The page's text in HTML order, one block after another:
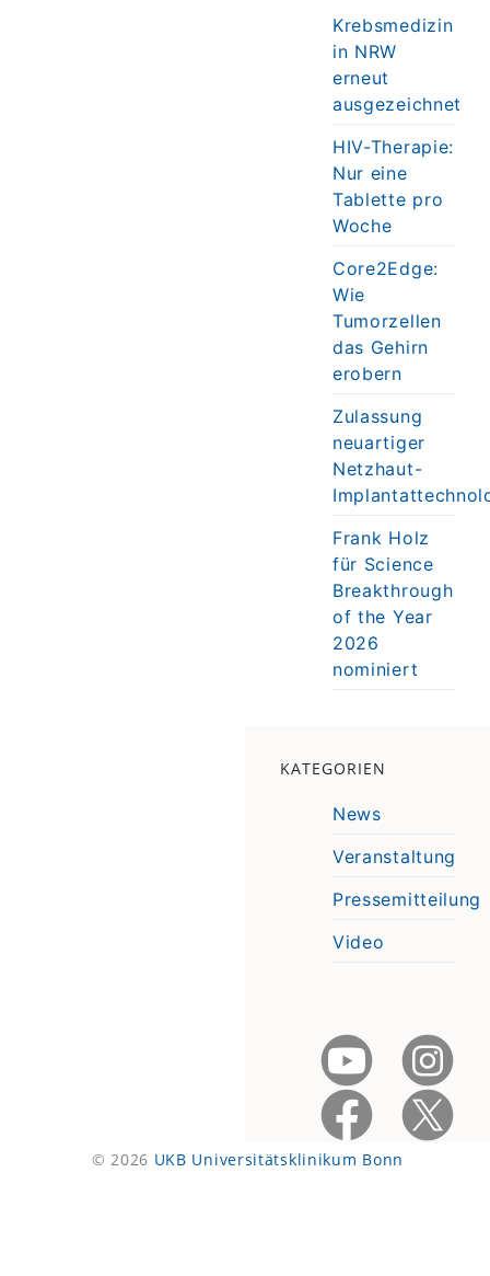
Krebsmedizin
in NRW
erneut
ausgezeichnet
HIV-Therapie:
Nur eine
Tablette pro
Woche
Core2Edge:
Wie
Tumorzellen
das Gehirn
erobern
Zulassung
neuartiger
Netzhaut-
Frank Holz
für Science
Breakthrough
of the Year
2026
nominiert
KATEGORIEN
News
Veranstaltung
Pressemitteilung
Video
© 2026 UKB Universitätsklinikum Bonn